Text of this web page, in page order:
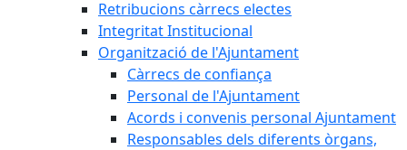
Retribucions càrrecs electes
Integritat Institucional
Organització de l'Ajuntament
Càrrecs de confiança
Personal de l'Ajuntament
Acords i convenis personal Ajuntament
Responsables dels diferents òrgans,